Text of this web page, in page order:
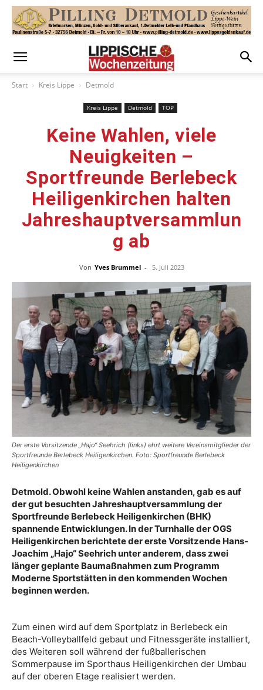
Start Kreis Lippe Detmold
Kreis Lippe Detmold TOP
Keine Wahlen, viele
Neuigkeiten –
Sportfreunde Berlebeck
Heiligenkirchen halten
Jahreshauptversammlun
g ab
Von Yves Brummel - 5. Juli 2023
Der erste Vorsitzende „Hajo“ Seehrich (links) ehrt weitere Vereinsmitglieder der
Sportfreunde Berlebeck Heiligenkirchen. Foto: Sportfreunde Berlebeck
Heiligenkirchen
Detmold. Obwohl keine Wahlen anstanden, gab es auf
der gut besuchten Jahreshauptversammlung der
Sportfreunde Berlebeck Heiligenkirchen (BHK)
spannende Entwicklungen. In der Turnhalle der OGS
Heiligenkirchen berichtete der erste Vorsitzende Hans-
Joachim „Hajo“ Seehrich unter anderem, dass zwei
länger geplante Baumaßnahmen zum Programm
Moderne Sportstätten in den kommenden Wochen
beginnen werden.
Zum einen wird auf dem Sportplatz in Berlebeck ein
Beach-Volleyballfeld gebaut und Fitnessgeräte installiert,
des Weiteren soll während der fußballerischen
Sommerpause im Sporthaus Heiligenkirchen der Umbau
auf der oberen Etage realisiert werden.